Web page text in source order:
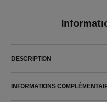
DESCRIPTION
INFORMATIONS